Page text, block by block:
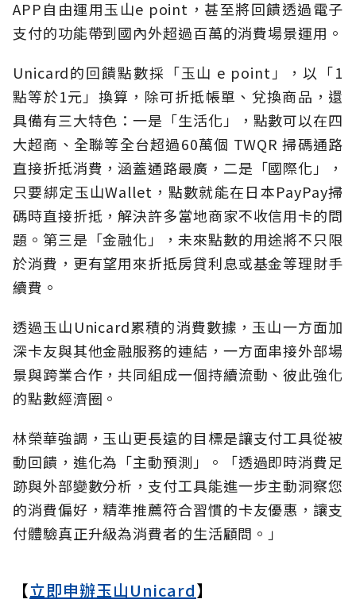
APP自由運用玉山e point，甚至將回饋透過電子
支付的功能帶到國內外超過百萬的消費場景運用。
Unicard的回饋點數採「玉山 e point」，以「1
點等於1元」換算，除可折抵帳單、兌換商品，還
具備有三大特色：一是「生活化」，點數可以在四
大超商、全聯等全台超過60萬個 TWQR 掃碼通路
直接折抵消費，涵蓋通路最廣，二是「國際化」，
只要綁定玉山Wallet，點數就能在日本PayPay掃
碼時直接折抵，解決許多當地商家不收信用卡的問
題。第三是「金融化」，未來點數的用途將不只限
於消費，更有望用來折抵房貸利息或基金等理財手
續費。
透過玉山Unicard累積的消費數據，玉山一方面加
深卡友與其他金融服務的連結，一方面串接外部場
景與跨業合作，共同組成一個持續流動、彼此強化
的點數經濟圈。
林榮華強調，玉山更長遠的目標是讓支付工具從被
動回饋，進化為「主動預測」。「透過即時消費足
跡與外部變數分析，支付工具能進一步主動洞察您
的消費偏好，精準推薦符合習慣的卡友優惠，讓支
付體驗真正升級為消費者的生活顧問。」
【立即申辦玉山Unicard】